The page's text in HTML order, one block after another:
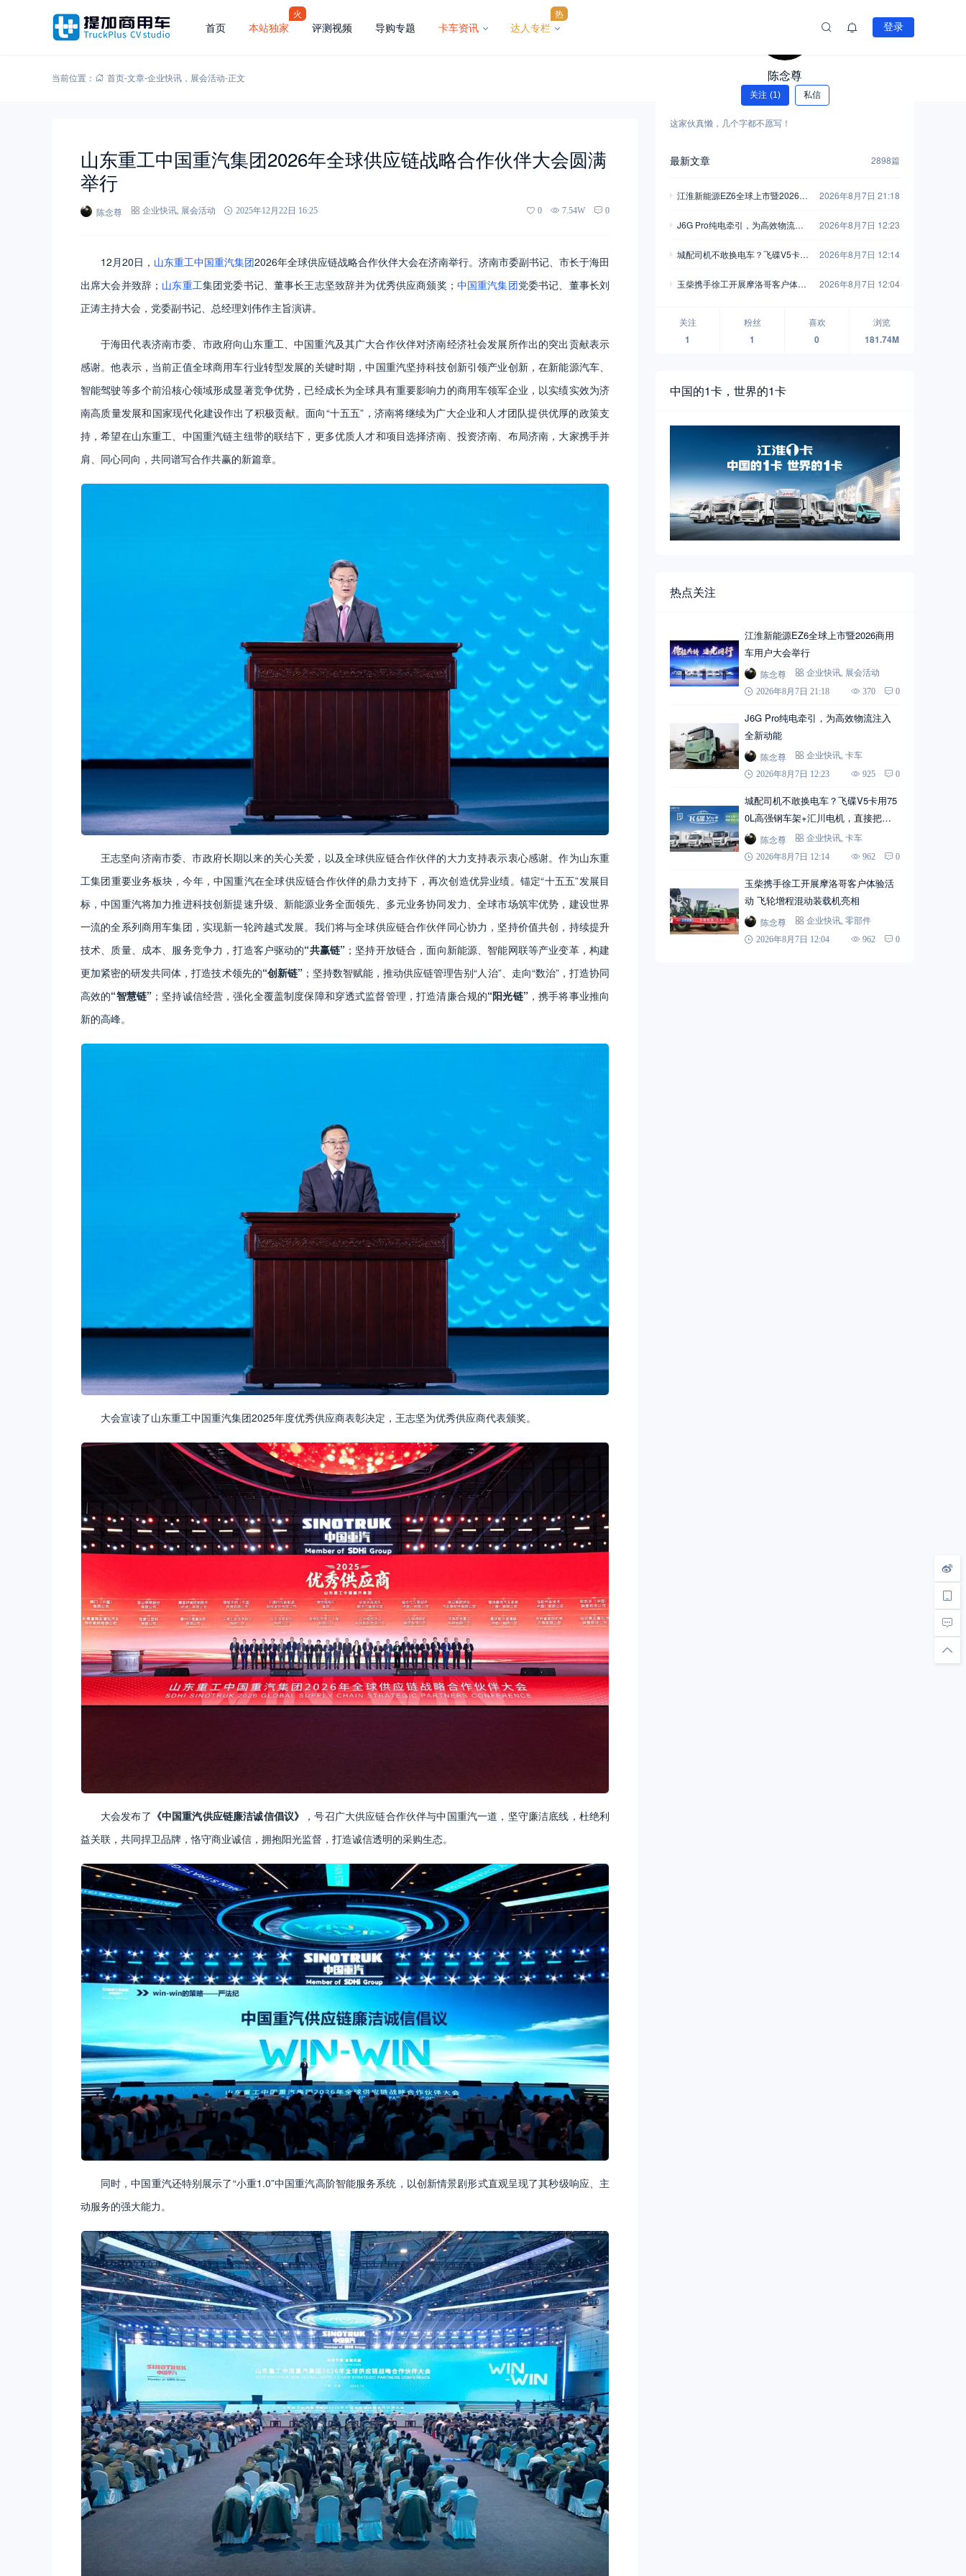
首页 本站独家
火
评测视频 导购专题 卡车资讯 达人专栏
热
登录
当前位置： 首页-文章-企业快讯 ， 展会活动-正文
山东重工中国重汽集团2026年全球供应链战略合作伙伴大会圆满
举行
陈念尊 企业快讯 展会活动 2025年12月22日 16:25 0 7.54W 0
12月20日， 山东重工中国重汽集团2026年全球供应链战略合作伙伴大会在济南举行。济南市委副书记、市长于海田
出席大会并致辞； 山东重工集团党委书记、董事长王志坚致辞并为优秀供应商颁奖； 中国重汽集团党委书记、董事长刘
正涛主持大会，党委副书记、总经理刘伟作主旨演讲。
于海田代表济南市委、市政府向山东重工、中国重汽及其广大合作伙伴对济南经济社会发展所作出的突出贡献表示
感谢。他表示，当前正值全球商用车行业转型发展的关键时期，中国重汽坚持科技创新引领产业创新，在新能源汽车、
智能驾驶等多个前沿核心领域形成显著竞争优势，已经成长为全球具有重要影响力的商用车领军企业，以实绩实效为济
南高质量发展和国家现代化建设作出了积极贡献。面向“十五五”，济南将继续为广大企业和人才团队提供优厚的政策支
持，希望在山东重工、中国重汽链主纽带的联结下，更多优质人才和项目选择济南、投资济南、布局济南，大家携手并
肩、同心同向，共同谱写合作共赢的新篇章。
王志坚向济南市委、市政府长期以来的关心关爱，以及全球供应链合作伙伴的大力支持表示衷心感谢。作为山东重
工集团重要业务板块，今年，中国重汽在全球供应链合作伙伴的鼎力支持下，再次创造优异业绩。锚定“十五五”发展目
标，中国重汽将加力推进科技创新提速升级、新能源业务全面领先、多元业务协同发力、全球市场筑牢优势，建设世界
一流的全系列商用车集团，实现新一轮跨越式发展。我们将与全球供应链合作伙伴同心协力，坚持价值共创，持续提升
技术、质量、成本、服务竞争力，打造客户驱动的“共赢链” ；坚持开放链合，面向新能源、智能网联等产业变革，构建
更加紧密的研发共同体，打造技术领先的“创新链”；坚持数智赋能，推动供应链管理告别“人治”、走向“数治”，打造协同
高效的“智慧链” ；坚持诚信经营，强化全覆盖制度保障和穿透式监督管理，打造清廉合规的“阳光链”，携手将事业推向
新的高峰。
大会宣读了山东重工中国重汽集团2025年度优秀供应商表彰决定，王志坚为优秀供应商代表颁奖。
大会发布了 《中国重汽供应链廉洁诚信倡议》
，号召广大供应链合作伙伴与中国重汽一道，坚守廉洁底线，杜绝利
益关联，共同捍卫品牌，恪守商业诚信，拥抱阳光监督，打造诚信透明的采购生态。
同时，中国重汽还特别展示了“小重1.0”中国重汽高阶智能服务系统，以创新情景剧形式直观呈现了其秒级响应、主
动服务的强大能力。
陈念尊
关注 (1) 私信
这家伙真懒，几个字都不愿写！
最新文章 2898篇
江淮新能源EZ6全球上市暨2026商
2026年8月7日 21:18
J6G Pro纯电牵引，为高效物流注
2026年8月7日 12:23
城配司机不敢换电车？飞碟V5卡用
把信心拉满
2026年8月7日 12:14
玉柴携手徐工开展摩洛哥客户体验
2026年8月7日 12:04
关注
1
粉丝
1
喜欢
0
浏览
181.74M
中国的1卡，世界的1卡
热点关注
江淮新能源EZ6全球上市暨2026商用
车用户大会举行
陈念尊 企业快讯
展会活动
2026年8月7日 21:18
370 0
J6G Pro纯电牵引，为高效物流注入
全新动能
陈念尊 企业快讯 卡车
2026年8月7日 12:23
925 0
城配司机不敢换电车？飞碟V5卡用75
0L高强钢车架+汇川电机，直接把信
心拉满陈念尊 企业快讯 卡车
2026年8月7日 12:14
962 0
玉柴携手徐工开展摩洛哥客户体验活
动 飞轮增程混动装载机亮相
陈念尊 企业快讯 零部件
2026年8月7日 12:04
962 0